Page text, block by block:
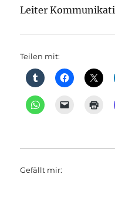
Leiter
Teilen mit:
Gefällt mir: